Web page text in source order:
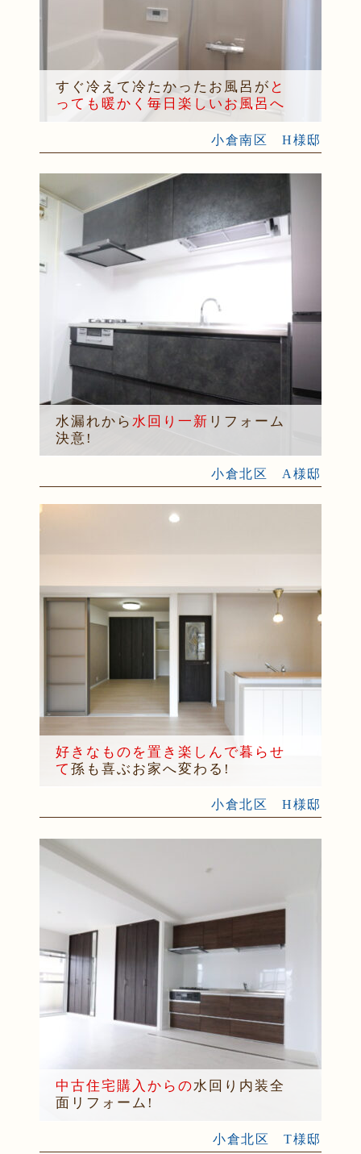
すぐ冷えて冷たかったお風呂が と
っても暖かく毎日楽しいお風呂へ
小倉南区 H様邸
水漏れから 水回り一新 リフォーム
決意!
小倉北区 A様邸
好きなものを置き楽しんで暮らせ
て 孫も喜ぶお家へ変わる!
小倉北区 H様邸
中古住宅購入からの水回り内装全
面リフォーム!
小倉北区 T様邸